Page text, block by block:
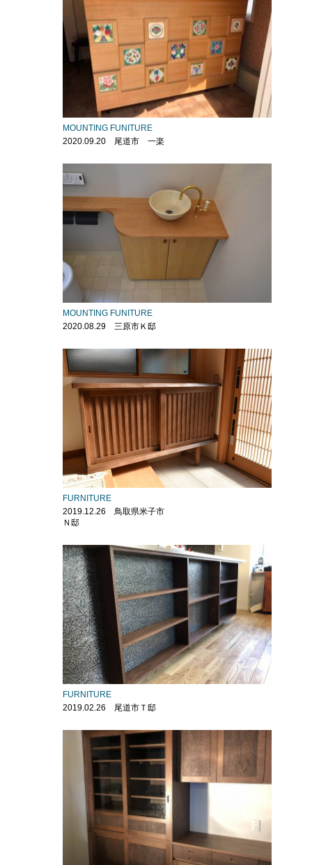
MOUNTING FUNITURE
2020.09.20 尾道市 一楽
MOUNTING FUNITURE
2020.08.29 三原市Ｋ邸
FURNITURE
2019.12.26 鳥取県米子市
Ｎ邸
FURNITURE
2019.02.26 尾道市Ｔ邸